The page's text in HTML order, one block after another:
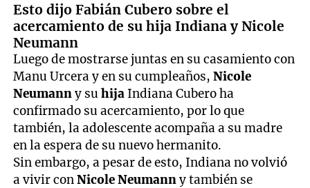
Esto dijo Fabián Cubero sobre el
acercamiento de su hija Indiana y Nicole
Neumann
Luego de mostrarse juntas en su casamiento con
Manu Urcera y en su cumpleaños,Nicole
Neumanny suhija Indiana Cubero ha
confirmado su acercamiento, por lo que
también, la adolescente acompaña a su madre
en la espera de su nuevo hermanito.
Sin embargo, a pesar de esto, Indiana no volvió
a vivir conNicole Neumanny también se